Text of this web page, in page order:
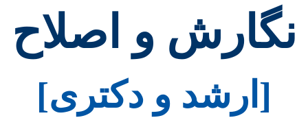
نگارش و اصلاح
[ارشد و دکتری]